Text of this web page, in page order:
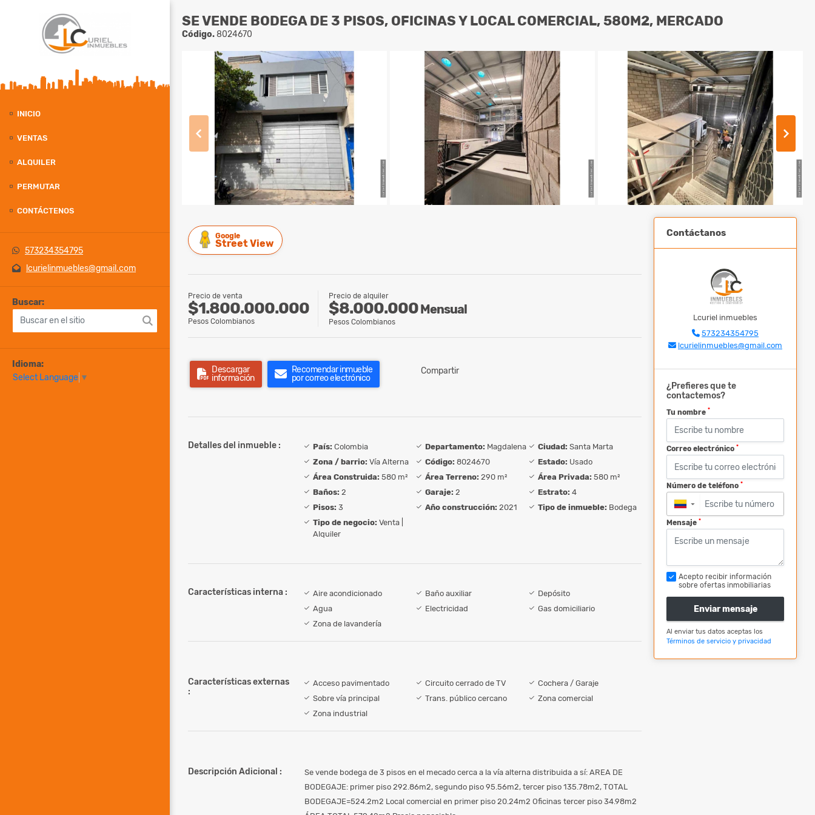
INICIO
VENTAS
ALQUILER
PERMUTAR
CONTÁCTENOS
573234354795
lcurielinmuebles@gmail.com
Buscar:
Idioma:
Select Language ▼
SE VENDE BODEGA DE 3 PISOS, OFICINAS Y LOCAL COMERCIAL, 580M2, MERCADO
Código.8024670
Google
Street View
Precio de venta
$1.800.000.000
Pesos Colombianos
Precio de alquiler
$8.000.000Mensual
Pesos Colombianos
Descargar
información
Recomendar inmueble
por correo electrónico
Compartir
Detalles del inmueble : País: Colombia Departamento: Magdalena Ciudad: Santa Marta
Zona / barrio: Vía Alterna Código: 8024670 Estado: Usado
Área Construida: 580 m² Área Terreno: 290 m² Área Privada: 580 m²
Baños: 2 Garaje: 2 Estrato: 4
Pisos: 3 Año construcción: 2021 Tipo de inmueble: Bodega
Tipo de negocio: Venta |
Alquiler
Características interna : Aire acondicionado Baño auxiliar
Depósito
Agua
Electricidad
Gas domiciliario
Zona de lavandería
Características externas
:
Acceso pavimentado Circuito cerrado de TV
Cochera / Garaje
Sobre vía principal
Trans. público cercano
Zona comercial
Zona industrial
Descripción Adicional :
Se vende bodega de 3 pisos en el mecado cerca a la vía alterna distribuida a sí: AREA DE
BODEGAJE: primer piso 292.86m2, segundo piso 95.56m2, tercer piso 135.78m2, TOTAL
BODEGAJE=524.2m2 Local comercial en primer piso 20.24m2 Oficinas tercer piso 34.98m2
Contáctanos
Lcuriel inmuebles
573234354795
lcurielinmuebles@gmail.com
¿Prefieres que te
contactemos?
Tu nombre *
Correo electrónico *
Número de teléfono *
▼
Mensaje *
Acepto recibir información
sobre ofertas inmobiliarias
Enviar mensaje
Al enviar tus datos aceptas los
Términos de servicio y privacidad